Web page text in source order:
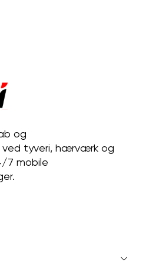
og
tyveri, hærværk og
7 mobile